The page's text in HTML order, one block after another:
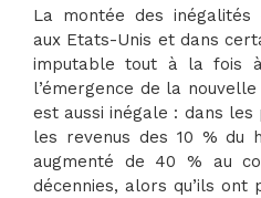
La montée des inégalités
aux Etats-Unis et dans
imputable tout à la fois
l’émergence de la
est aussi inégale : dans les
les revenus des 10 % du
augmenté de 40 % au
décennies, alors qu’ils ont